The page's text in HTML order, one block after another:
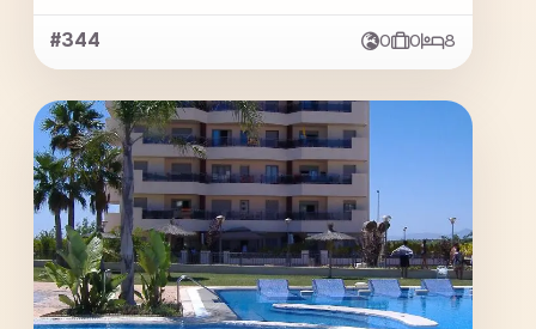
#344 0 0 8